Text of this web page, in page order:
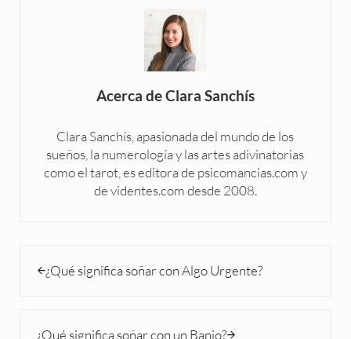
Acerca deClara Sanchís
Clara Sanchís, apasionada del mundo de los
sueños, la numerología y las artes adivinatorias
como el tarot, es editora de psicomancias.com y
de videntes.com desde 2008.
¿Qué significa soñar con Algo Urgente?
¿Qué significa soñar con un Banjo?